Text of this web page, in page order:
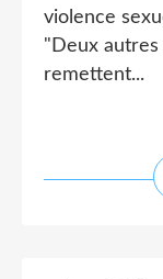
violence
"Deux autres
remettent...